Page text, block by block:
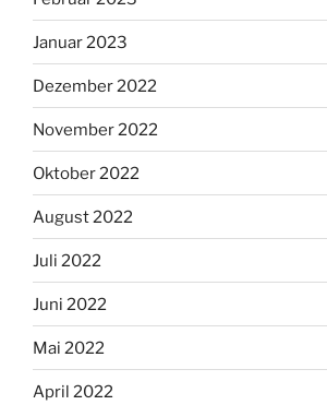
Januar 2023
Dezember 2022
November 2022
Oktober 2022
August 2022
Juli 2022
Juni 2022
Mai 2022
April 2022